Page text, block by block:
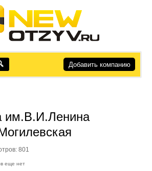
Добавить компанию
им.В.И.Ленина
801
еще нет